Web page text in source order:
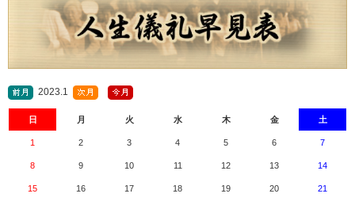
2023.1
日 月 火 水 木 金 土
1 2 3 4 5 6 7
8 9 10 11 12 13 14
15 16 17 18 19 20 21